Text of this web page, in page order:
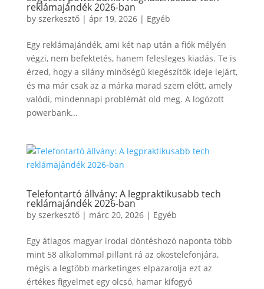
reklámajándék 2026-ban
by szerkesztő| ápr 19, 2026| Egyéb
Egy reklámajándék, ami két nap után a fiók mélyén
végzi, nem befektetés, hanem felesleges kiadás. Te is
érzed, hogy a silány minőségű kiegészítők ideje lejárt,
és ma már csak az a márka marad szem előtt, amely
valódi, mindennapi problémát old meg. A logózott
powerbank...
Telefontartó állvány: A legpraktikusabb tech
reklámajándék 2026-ban
by szerkesztő| márc 20, 2026| Egyéb
Egy átlagos magyar irodai döntéshozó naponta több
mint 58 alkalommal pillant rá az okostelefonjára,
mégis a legtöbb marketinges elpazarolja ezt az
értékes figyelmet egy olcsó, hamar kifogyó